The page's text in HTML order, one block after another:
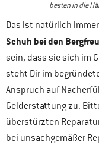
besten in die
Das ist natürlich
Schuh bei den
sein, dass sie sich im
steht Dir im
Anspruch auf
Gelderstattung zu.
überstürzten
bei unsachgemäßer